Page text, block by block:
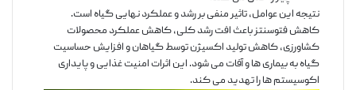
نتیجه این عوامل، تاثیر منفی بر رشد و عملکرد نهایی گیاه است.
کاهش فتوسنتز باعث افت رشد کلی، کاهش عملکرد محصولات
کشاورزی، کاهش تولید اکسیژن توسط گیاهان و افزایش حساسیت
گیاه به بیماری ها و آفات می شود. این اثرات امنیت غذایی و پایداری
اکوسیستم ها را تهدید می کند.